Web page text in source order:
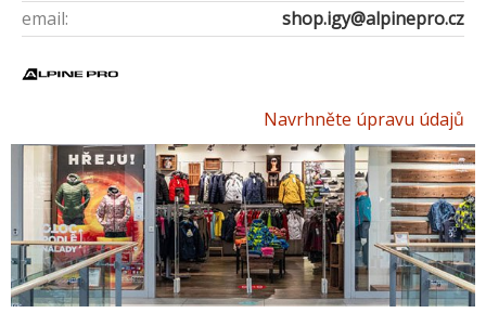
email:
shop.igy@alpinepro.cz
Navrhněte úpravu údajů